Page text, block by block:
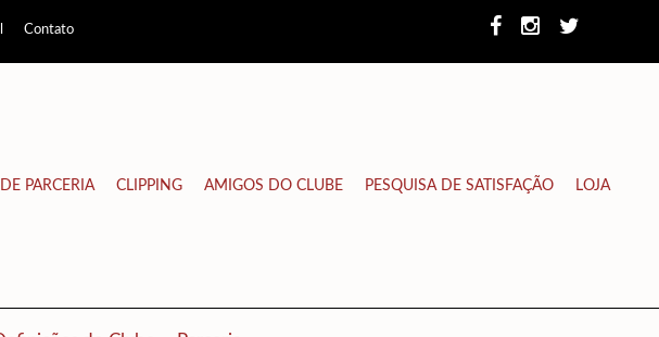
Contato
PARCERIA CLIPPING AMIGOS DO CLUBE PESQUISA DE SATISFAÇÃO LOJA